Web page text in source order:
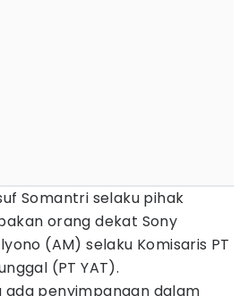
Somantri selaku pihak
orang dekat Sony
(AM) selaku Komisaris PT
(PT YAT).
ada penyimpangan dalam